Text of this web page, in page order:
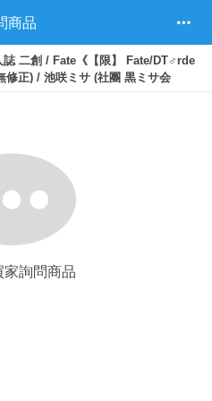
商品
誌 二創 / Fate《【限】 Fate/DT♂rde
正) / 池咲ミサ (社團 黒ミサ会
家詢問商品